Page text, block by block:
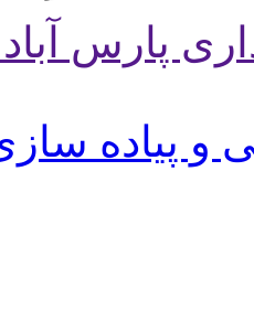
و پیاده